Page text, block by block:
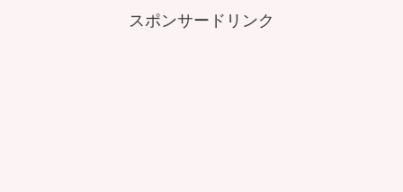
スポンサードリンク